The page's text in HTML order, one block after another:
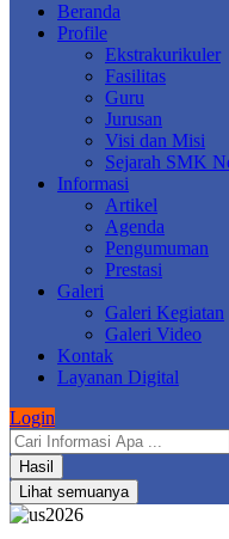
Beranda
Profile
Ekstrakurikuler
Fasilitas
Guru
Jurusan
Visi dan Misi
Sejarah SMK
Informasi
Artikel
Agenda
Pengumuman
Prestasi
Galeri
Galeri Kegiatan
Galeri Video
Kontak
Layanan Digital
Login
Search
...Hasil
Lihat semuanya